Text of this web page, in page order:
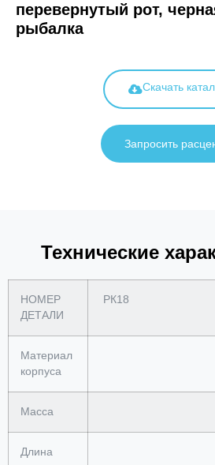
перевернутый рот,
рыбалка
Скачать
Запросить
Технические
НОМЕР
ДЕТАЛИ
РК18
Материал
корпуса
Масса
Длина